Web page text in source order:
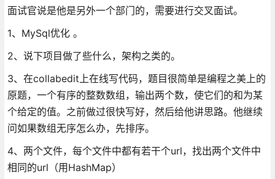
面试官说是他是另外一个部门的，需要进行交叉面试。
1、MySql优化 。
2、说下项目做了些什么，架构之类的。
3、在collabedit上在线写代码，题目很简单是编程之美上的
原题，一个有序的整数数组，输出两个数，使它们的和为某
个给定的值。之前做过很快写好，然后给他讲思路。他继续
问如果数组无序怎么办，先排序。
4、两个文件，每个文件中都有若干个url，找出两个文件中
相同的url（用HashMap）